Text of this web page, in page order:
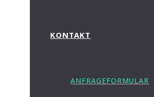
KONTAKT
ANFRAGEFORMULAR